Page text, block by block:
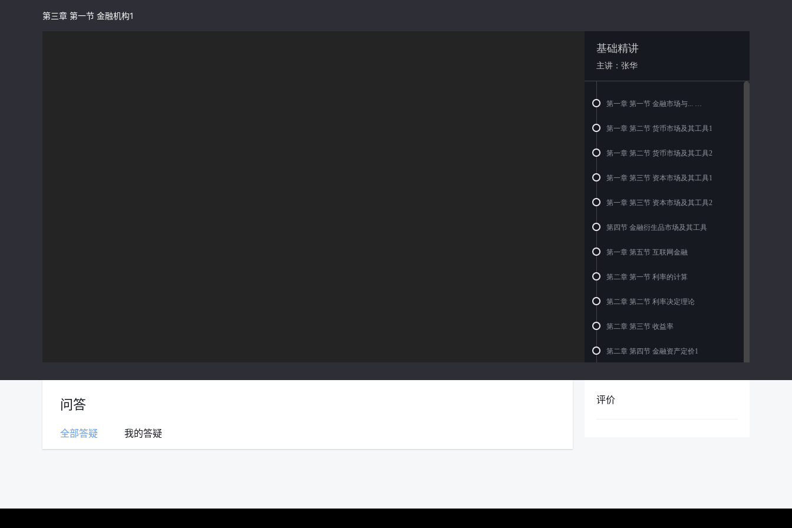
第三章 第一节 金融机构1
基础精讲
主讲：张华
第一章 第一节 金融市场与...
第一章 第二节 货币市场及其工具1
第一章 第二节 货币市场及其工具2
第一章 第三节 资本市场及其工具1
第一章 第三节 资本市场及其工具2
第四节 金融衍生品市场及其工具
第一章 第五节 互联网金融
第二章 第一节 利率的计算
第二章 第二节 利率决定理论
第二章 第三节 收益率
第二章 第四节 金融资产定价1
第二章 第五节 我国的利率市场化
问答
全部答疑 我的答疑
评价